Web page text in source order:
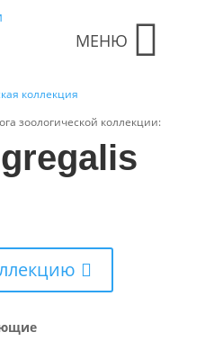
МЕНЮ
коллекция
зоологической коллекции: